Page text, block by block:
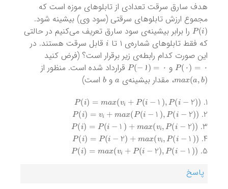
هدف سارق سرقت تعدادی از تابلوهای موزه است که
مجموع ارزش تابلوهای سرقتی (سود وی) بیشینه شود.
P(i)
را برابر بیشینه‌ی سود سارق تعریف می‌کنیم در حالتی
که فقط تابلوهای شماره‌ی ۱ تا
iقابل سرقت هستند. در
این صورت کدام رابطه‌ی زیر برقرار است؟ (فرض کنید
P(۰)=۰ و ۱
P(−۱)=۰ قرارداد شده است. منظور از m a (a b) ، مقدار بیشینه‌ی aوbاست)
P(i )= + − 1),P 2 )
P(i)= max(P( −1),P( 2))
P(i)= −1)+ max(vi P( −2 ))
P(i)= i−2) max ( vi,P(i−1))
P(i)= ax (v + P( i− 2),P(i−1))
پاسخ